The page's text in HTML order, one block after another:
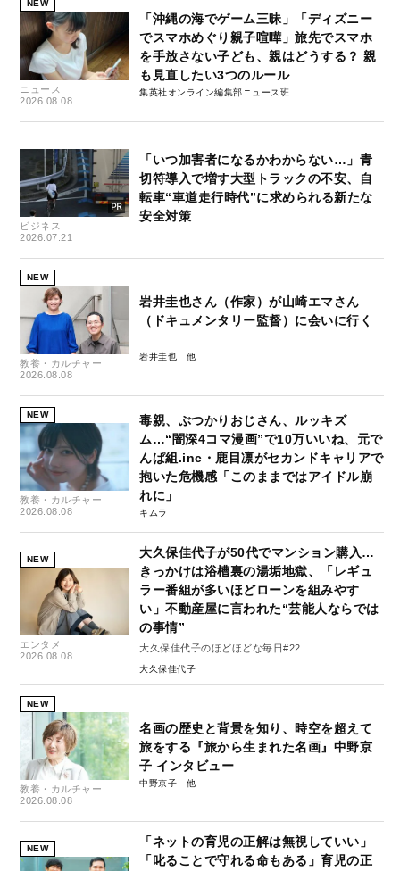
NEW
ニュース
2026.08.08
「沖縄の海でゲーム三昧」「ディズニー
でスマホめぐり親子喧嘩」旅先でスマホ
を手放さない子ども、親はどうする？ 親
も見直したい3つのルール
集英社オンライン編集部ニュース班
ビジネス
2026.07.21
「いつ加害者になるかわからない…」青
切符導入で増す大型トラックの不安、自
転車“車道走行時代”に求められる新たな
安全対策
NEW
教養・カルチャー
2026.08.08
岩井圭也さん（作家）が山崎エマさん
（ドキュメンタリー監督）に会いに行く
岩井圭也
NEW
教養・カルチャー
2026.08.08
毒親、ぶつかりおじさん、ルッキズ
ム…“闇深4コマ漫画”で10万いいね、元で
んぱ組.inc・鹿目凛がセカンドキャリアで
抱いた危機感「このままではアイドル崩
れに」
キムラ
NEW
エンタメ
2026.08.08
大久保佳代子が50代でマンション購入…
きっかけは浴槽裏の湯垢地獄、「レギュ
ラー番組が多いほどローンを組みやす
い」不動産屋に言われた“芸能人ならでは
の事情”
大久保佳代子のほどほどな毎日#22
大久保佳代子
NEW
教養・カルチャー
2026.08.08
名画の歴史と背景を知り、時空を超えて
旅をする『旅から生まれた名画』中野京
子 インタビュー
中野京子
NEW
「ネットの育児の正解は無視していい」
「叱ることで守れる命もある」育児の正